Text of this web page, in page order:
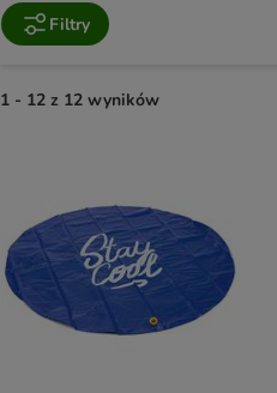
Filtry
1 - 12 z 12 wyników